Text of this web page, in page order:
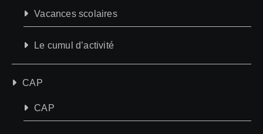
Vacances scolaires
Le cumul d’activité
CAP
CAP